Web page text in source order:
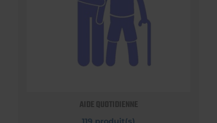
AIDE QUOTIDIENNE
119 produit(s)